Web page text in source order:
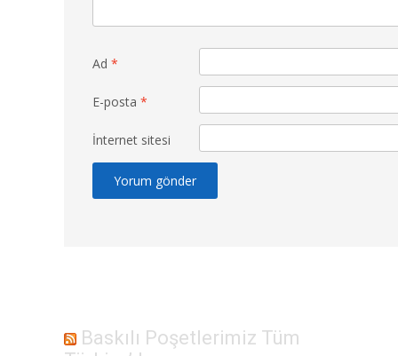
Ad *
E-posta *
İnternet sitesi
Baskılı Poşetlerimiz Tüm